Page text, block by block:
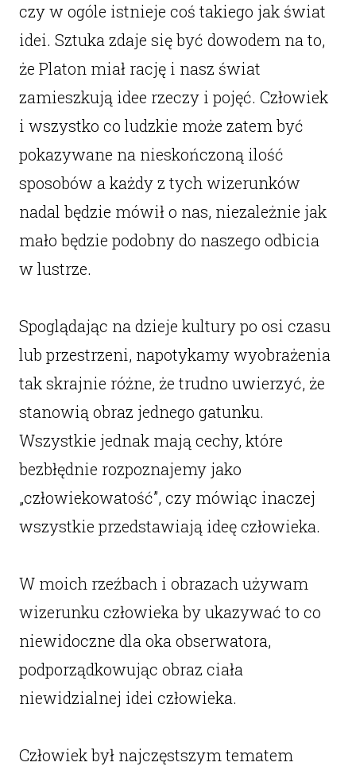
czy w ogóle istnieje coś takiego jak świat
idei. Sztuka zdaje się być dowodem na to,
że Platon miał rację i nasz świat
zamieszkują idee rzeczy i pojęć. Człowiek
i wszystko co ludzkie może zatem być
pokazywane na nieskończoną ilość
sposobów a każdy z tych wizerunków
nadal będzie mówił o nas, niezależnie jak
mało będzie podobny do naszego odbicia
w lustrze.
Spoglądając na dzieje kultury po osi czasu
lub przestrzeni, napotykamy wyobrażenia
tak skrajnie różne, że trudno uwierzyć, że
stanowią obraz jednego gatunku.
Wszystkie jednak mają cechy, które
bezbłędnie rozpoznajemy jako
„człowiekowatość”, czy mówiąc inaczej
wszystkie przedstawiają ideę człowieka.
W moich rzeźbach i obrazach używam
wizerunku człowieka by ukazywać to co
niewidoczne dla oka obserwatora,
podporządkowując obraz ciała
niewidzialnej idei człowieka.
Człowiek był najczęstszym tematem